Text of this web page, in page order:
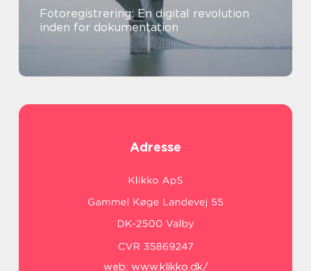
Fotoregistrering: En digital revolution
inden for dokumentation
Adresse
web: www.klikko.dk/